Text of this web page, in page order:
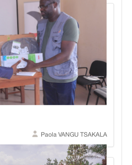
pour nos partenaires
Paola VANGU TSAKALA